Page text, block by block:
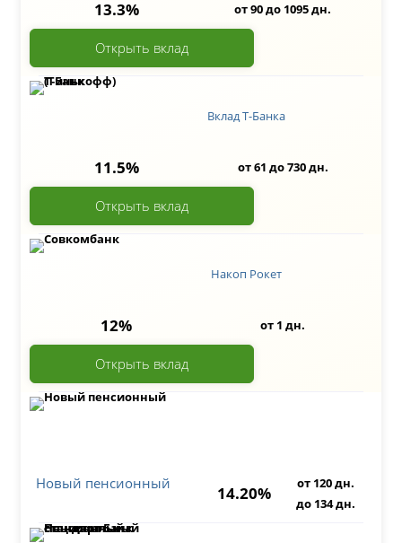
13.3% от 90 до 1095 дн.
Открыть вклад
Вклад Т-Банка
11.5% от 61 до 730 дн.
Открыть вклад
Накоп Рокет
12% от 1 дн.
Открыть вклад
Новый пенсионный
14.20%
от 120 дн.
до 134 дн.